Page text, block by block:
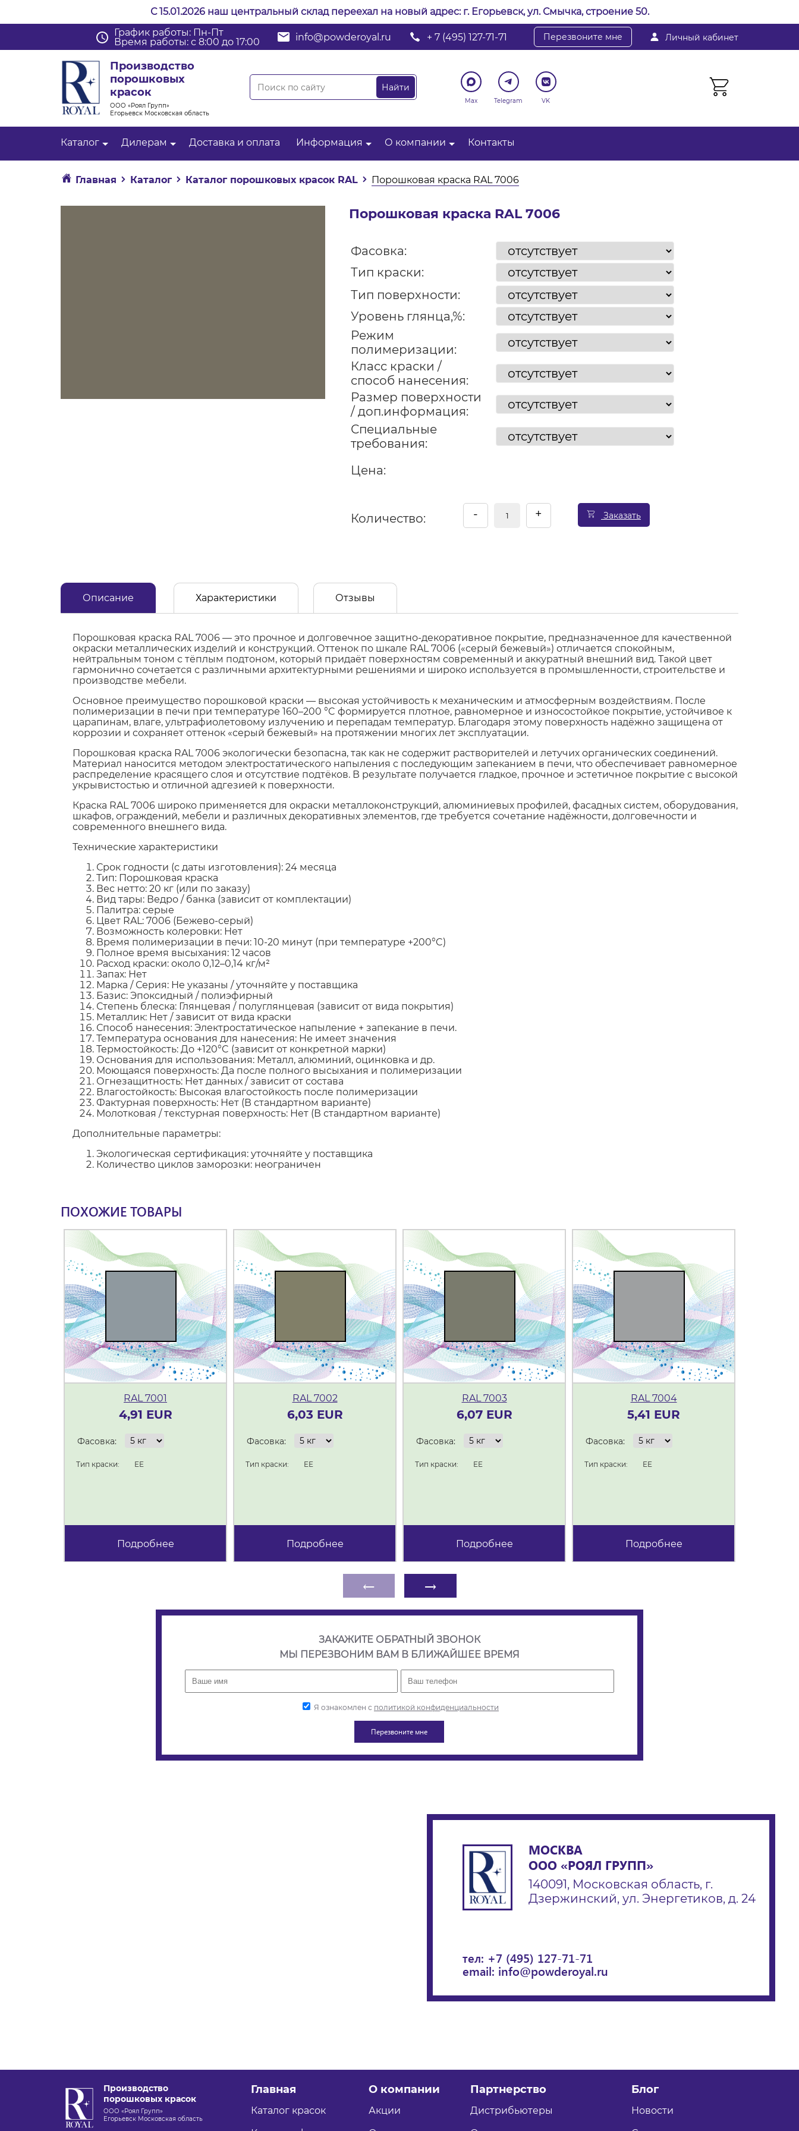
С 15.01.2026 наш центральный склад переехал на новый адрес: г. Егорьевск, ул. Смычка, строение 50.
Личный кабинет
График работы: Пн-Пт
Время работы: с 8:00 до 17:00
info@powderoyal.ru + 7 (495) 127-71-71 Перезвоните мне
Производство
порошковых
красок
ООО «Роял Групп»
Егорьевск Московская область
Max Telegram VK
Каталог Дилерам Доставка и оплата Информация О компании Контакты
Главная Каталог Каталог порошковых красок RAL Порошковая краска RAL 7006
Порошковая краска RAL 7006
Фасовка:
Тип краски:
Тип поверхности:
Уровень глянца,%:
Режим
полимеризации:
Класс краски /
способ нанесения:
Размер поверхности
/ доп.информация:
Специальные
требования:
Цена:
Количество: - + Заказать
Описание Характеристики Отзывы
Порошковая краска RAL 7006 — это прочное и долговечное защитно-декоративное покрытие, предназначенное для качественной
окраски металлических изделий и конструкций. Оттенок по шкале RAL 7006 («серый бежевый») отличается спокойным,
нейтральным тоном с тёплым подтоном, который придаёт поверхностям современный и аккуратный внешний вид. Такой цвет
гармонично сочетается с различными архитектурными решениями и широко используется в промышленности, строительстве и
производстве мебели.
Основное преимущество порошковой краски — высокая устойчивость к механическим и атмосферным воздействиям. После
полимеризации в печи при температуре 160–200 °C формируется плотное, равномерное и износостойкое покрытие, устойчивое к
царапинам, влаге, ультрафиолетовому излучению и перепадам температур. Благодаря этому поверхность надёжно защищена от
коррозии и сохраняет оттенок «серый бежевый» на протяжении многих лет эксплуатации.
Порошковая краска RAL 7006 экологически безопасна, так как не содержит растворителей и летучих органических соединений.
Материал наносится методом электростатического напыления с последующим запеканием в печи, что обеспечивает равномерное
распределение красящего слоя и отсутствие подтёков. В результате получается гладкое, прочное и эстетичное покрытие с высокой
укрывистостью и отличной адгезией к поверхности.
Краска RAL 7006 широко применяется для окраски металлоконструкций, алюминиевых профилей, фасадных систем, оборудования,
шкафов, ограждений, мебели и различных декоративных элементов, где требуется сочетание надёжности, долговечности и
современного внешнего вида.
Технические характеристики
Срок годности (с даты изготовления): 24 месяца
Тип: Порошковая краска
Вес нетто: 20 кг (или по заказу)
Вид тары: Ведро / банка (зависит от комплектации)
Палитра: серые
Цвет RAL: 7006 (Бежево-серый)
Возможность колеровки: Нет
Время полимеризации в печи: 10-20 минут (при температуре +200°C)
Полное время высыхания: 12 часов
Расход краски: около 0,12–0,14 кг/м²
Запах: Нет
Марка / Серия: Не указаны / уточняйте у поставщика
Базис: Эпоксидный / полиэфирный
Степень блеска: Глянцевая / полуглянцевая (зависит от вида покрытия)
Металлик: Нет / зависит от вида краски
Способ нанесения: Электростатическое напыление + запекание в печи.
Температура основания для нанесения: Не имеет значения
Термостойкость: До +120°C (зависит от конкретной марки)
Основания для использования: Металл, алюминий, оцинковка и др.
Моющаяся поверхность: Да после полного высыхания и полимеризации
Огнезащитность: Нет данных / зависит от состава
Влагостойкость: Высокая влагостойкость после полимеризации
Фактурная поверхность: Нет (В стандартном варианте)
Молотковая / текстурная поверхность: Нет (В стандартном варианте)
Дополнительные параметры:
Экологическая сертификация: уточняйте у поставщика
Количество циклов заморозки: неограничен
ПОХОЖИЕ ТОВАРЫ
RAL 7001
4,91 EUR
Фасовка:
Тип краски: EE
Подробнее
RAL 7002
6,03 EUR
Фасовка:
Тип краски: EE
Подробнее
RAL 7003
6,07 EUR
Фасовка:
Тип краски: EE
Подробнее
RAL 7004
5,41 EUR
Фасовка:
Тип краски: EE
Подробнее
← →
ЗАКАЖИТЕ ОБРАТНЫЙ ЗВОНОК
МЫ ПЕРЕЗВОНИМ ВАМ В БЛИЖАЙШЕЕ ВРЕМЯ
Я ознакомлен с политикой конфиденциальности
МОСКВА
ООО «РОЯЛ ГРУПП»
140091, Московская область, г.
Дзержинский, ул. Энергетиков, д. 24
тел: +7 (495) 127-71-71
email: info@powderoyal.ru
Производство
порошковых красок
ООО «Роял Групп»
Егорьевск Московская область
Главная
Каталог красок
О компании
Акции
Партнерство
Дистрибьютеры
Блог
Новости